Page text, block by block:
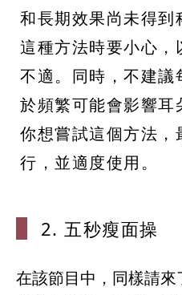
和長期效果尚未得到
這種方法時要小心
不適。同時，不建議
於頻繁可能會影響耳
你想嘗試這個方法，
行，並適度使用。
2. 五秒瘦面操
在該節目中，同樣請